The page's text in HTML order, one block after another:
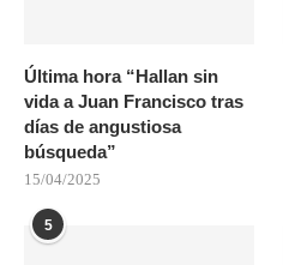
Última hora “Hallan sin
vida a Juan Francisco tras
días de angustiosa
búsqueda”
15/04/2025
5